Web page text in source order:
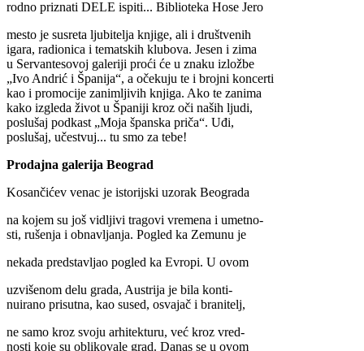
rodno priznati DELE ispiti... Biblioteka Hose Jero
mesto je susreta ljubitelja knjige, ali i društvenih
igara, radionica i tematskih klubova. Jesen i zima
u Servantesovoj galeriji proći će u znaku izložbe
„Ivo Andrić i Španija“, a očekuju te i brojni koncerti
kao i promocije zanimljivih knjiga. Ako te zanima
kako izgleda život u Španiji kroz oči naših ljudi,
poslušaj podkast „Moja španska priča“. Uđi,
poslušaj, učestvuj... tu smo za tebe!
Prodajna galerija Beograd
Kosančićev venac je istorijski uzorak Beograda
na kojem su još vidljivi tragovi vremena i umetno-
sti, rušenja i obnavljanja. Pogled ka Zemunu je
nekada predstavljao pogled ka Evropi. U ovom
uzvišenom delu grada, Austrija je bila konti-
nuirano prisutna, kao sused, osvajač i branitelj,
ne samo kroz svoju arhitekturu, već kroz vred-
nosti koje su oblikovale grad. Danas se u ovom